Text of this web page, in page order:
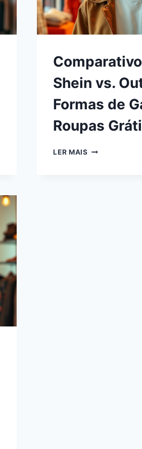
Shein vs.
Formas de
Roupas
LER MAIS